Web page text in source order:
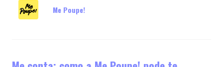
Me Poupe!